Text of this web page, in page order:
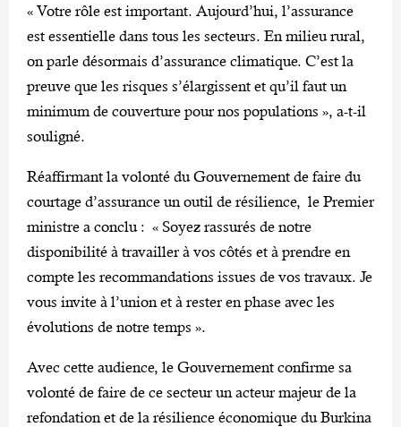
« Votre rôle est important. Aujourd’hui, l’assurance
est essentielle dans tous les secteurs. En milieu rural,
on parle désormais d’assurance climatique. C’est la
preuve que les risques s’élargissent et qu’il faut un
minimum de couverture pour nos populations », a-t-il
souligné.
Réaffirmant la volonté du Gouvernement de faire du
courtage d’assurance un outil de résilience, le Premier
ministre a conclu : « Soyez rassurés de notre
disponibilité à travailler à vos côtés et à prendre en
compte les recommandations issues de vos travaux. Je
vous invite à l’union et à rester en phase avec les
évolutions de notre temps ».
Avec cette audience, le Gouvernement confirme sa
volonté de faire de ce secteur un acteur majeur de la
refondation et de la résilience économique du Burkina